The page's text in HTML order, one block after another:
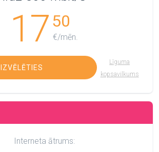
17 50
€/mēn.
IZVĒLĒTIES
Līguma
kopsavilkums
Interneta ātrums: